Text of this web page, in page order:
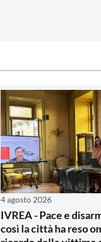
4 agosto 2026
IVREA - Pace e
così la città ha reso